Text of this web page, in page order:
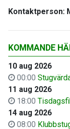
KOMMANDE
10 aug 2026
00:00
11 aug 2026
18:00
14 aug 2026
08:00
Kontaktperson: